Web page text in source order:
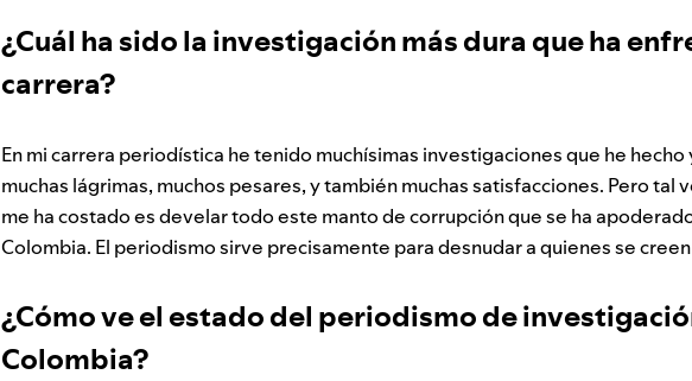
¿Cuál ha sido la investigación más dura que ha
carrera?
En mi carrera periodística he tenido muchísimas investigaciones que he hecho
muchas lágrimas, muchos pesares, y también muchas satisfacciones. Pero tal
me ha costado es develar todo este manto de corrupción que se ha
Colombia. El periodismo sirve precisamente para desnudar a quienes se
¿Cómo ve el estado del periodismo de
Colombia?